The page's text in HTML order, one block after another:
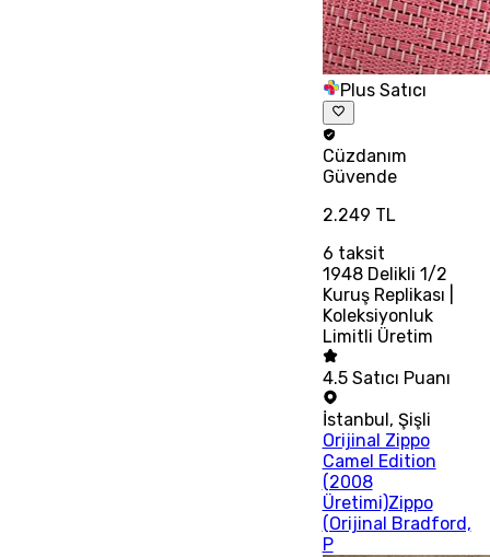
Plus Satıcı
Cüzdanım
Güvende
2.249 TL
6 taksit
1948 Delikli 1/2
Kuruş Replikası |
Koleksiyonluk
Limitli Üretim
4.5 Satıcı Puanı
İstanbul , Şişli
Orijinal Zippo
Camel Edition
(2008
Üretimi)Zippo
(Orijinal Bradford,
P